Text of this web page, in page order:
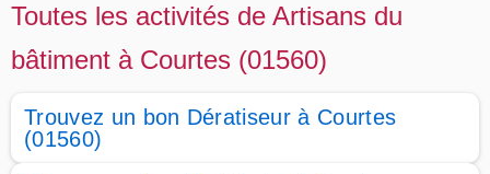
Toutes les activités de Artisans du
bâtiment à Courtes (01560)
Trouvez un bon Dératiseur à Courtes
(01560)